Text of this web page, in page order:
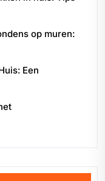
op muren:
Een